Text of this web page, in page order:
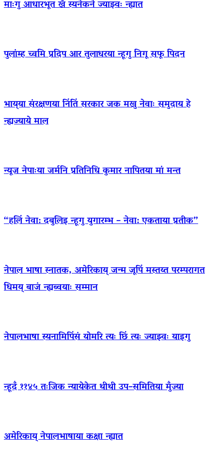
माःगु आधारभूत खँ स्यनेकने ज्याझ्वः न्ह्यात
पुलांम्ह च्वमि प्रदिप आर तुलाधरया न्हूगु निगू सफू पिदन
भाय्‌या संरक्षणया निंतिं सरकार जक मखु नेवाः समुदाय हे
न्ह्यज्याये माल
न्यूज नेपाःया जर्मनि प्रतिनिधि कुमार नापितया मां मन्त
“हलिं नेवा: दबुलिइ न्हूगु युगारम्भ – नेवा: एकताया प्रतीक”
नेपाल भाषा स्नातक, अमेरिकाय् जन्म जूपिं मस्तय्त परम्परागत
धिमय् बाजं न्ह्यब्वयाः सम्मान
नेपालभाषा स्यनामिपिंसं योमरि त्यः छिं त्यः ज्याझ्वः याइगु
न्हूदँ ११४५ तःजिक न्यायेकेत थीथी उप–समितिया मुँज्या
अमेरिकाय् नेपालभाषाया कक्षा न्ह्यात